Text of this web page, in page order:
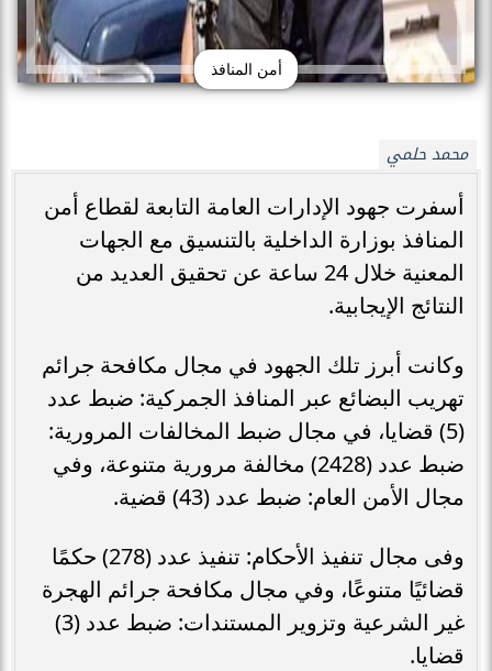
أمن المنافذ
محمد حلمي
أسفرت جهود الإدارات العامة التابعة لقطاع أمن
المنافذ بوزارة الداخلية بالتنسيق مع الجهات
المعنية خلال 24 ساعة عن تحقيق العديد من
النتائج الإيجابية.
وكانت أبرز تلك الجهود في مجال مكافحة جرائم
تهريب البضائع عبر المنافذ الجمركية: ضبط عدد
(5) قضايا، في مجال ضبط المخالفات المرورية:
ضبط عدد (2428) مخالفة مرورية متنوعة، وفي
مجال الأمن العام: ضبط عدد (43) قضية.
وفى مجال تنفيذ الأحكام: تنفيذ عدد (278) حكمًا
قضائيًا متنوعًا، وفي مجال مكافحة جرائم الهجرة
غير الشرعية وتزوير المستندات: ضبط عدد (3)
قضايا.